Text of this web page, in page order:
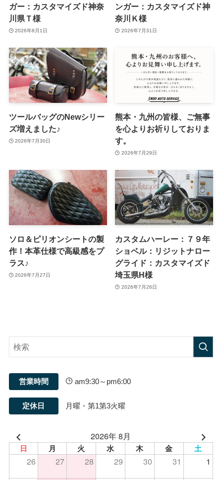
ガー：カスタマイズド神奈
川県Ｔ様
2026年8月1日
ンガー：カスタマイズド神
奈川Ｋ様
2026年7月31日
ツールバッグのNewシリー
ズ増えました♪
2026年7月30日
熊本・九州の皆様、ご無事
を心よりお祈りしておりま
す。
2026年7月29日
ソロ＆ピリオンシートの製
作！本革仕様で高級感をプ
ラス♪
2026年7月27日
カスタムハーレー：７９年
ショベル：リジットナロー
グライド：カスタマイズド
埼玉県H様
2026年7月26日
営業時間 am9:30～pm6:00
定休日 月曜・第1第3火曜
2026年 8月
日 月 火 水 木 金 土
26 27 28 29 30 31
1